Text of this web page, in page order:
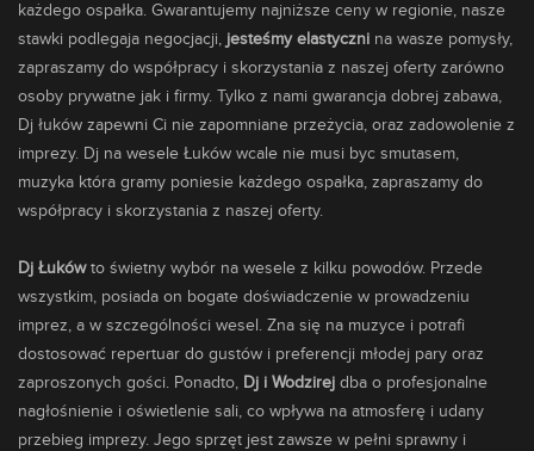
każdego ospałka. Gwarantujemy najniższe ceny w regionie, nasze
stawki podlegaja negocjacji, jesteśmy elastyczni na wasze pomysły,
zapraszamy do współpracy i skorzystania z naszej oferty zarówno
osoby prywatne jak i firmy. Tylko z nami gwarancja dobrej zabawa,
Dj łuków zapewni Ci nie zapomniane przeżycia, oraz zadowolenie z
imprezy. Dj na wesele Łuków wcale nie musi byc smutasem,
muzyka która gramy poniesie każdego ospałka, zapraszamy do
współpracy i skorzystania z naszej oferty.
Dj Łukówto świetny wybór na wesele z kilku powodów. Przede
wszystkim, posiada on bogate doświadczenie w prowadzeniu
imprez, a w szczególności wesel. Zna się na muzyce i potrafi
dostosować repertuar do gustów i preferencji młodej pary oraz
zaproszonych gości. Ponadto, Dj i Wodzirej dba o profesjonalne
nagłośnienie i oświetlenie sali, co wpływa na atmosferę i udany
przebieg imprezy. Jego sprzęt jest zawsze w pełni sprawny i